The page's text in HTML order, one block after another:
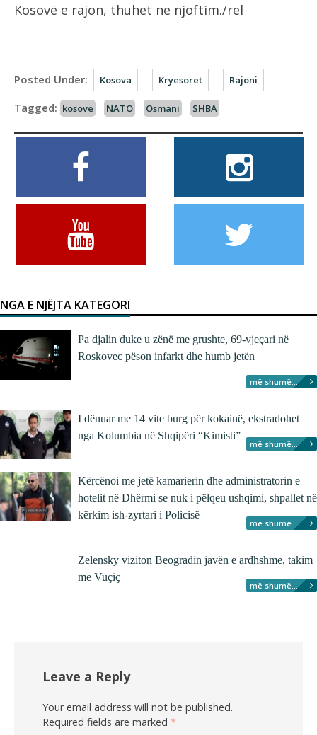
Kosovë e rajon, thuhet në njoftim./rel
Posted Under: Kosova Kryesoret Rajoni
Tagged: kosove NATO Osmani SHBA
NGA E NJËJTA KATEGORI
Pa djalin duke u zënë me grushte, 69-vjeçari në
Roskovec pëson infarkt dhe humb jetën
më shumë...
I dënuar me 14 vite burg për kokainë, ekstradohet
nga Kolumbia në Shqipëri “Kimisti”
më shumë...
Kërcënoi me jetë kamarierin dhe administratorin e
hotelit në Dhërmi se nuk i pëlqeu ushqimi, shpallet në
kërkim ish-zyrtari i Policisë
më shumë...
Zelensky viziton Beogradin javën e ardhshme, takim
me Vuçiç
më shumë...
Leave a Reply
Your email address will not be published.
Required fields are marked *